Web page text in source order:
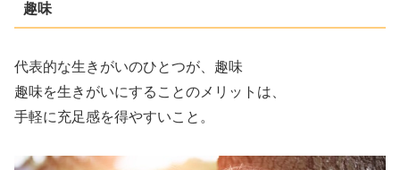
趣味
代表的な生きがいのひとつが、趣味
趣味を生きがいにすることのメリットは、
手軽に充足感を得やすいこと。